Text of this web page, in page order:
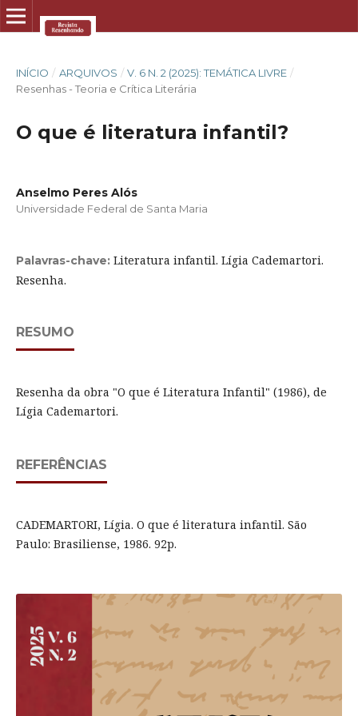
INÍCIO / ARQUIVOS / V. 6 N. 2 (2025): TEMÁTICA LIVRE /
Resenhas - Teoria e Crítica Literária
O que é literatura infantil?
Anselmo Peres Alós
Universidade Federal de Santa Maria
Palavras-chave: Literatura infantil. Lígia Cademartori.
Resenha.
RESUMO
Resenha da obra "O que é Literatura Infantil" (1986), de
Lígia Cademartori.
REFERÊNCIAS
CADEMARTORI, Lígia. O que é literatura infantil. São
Paulo: Brasiliense, 1986. 92p.